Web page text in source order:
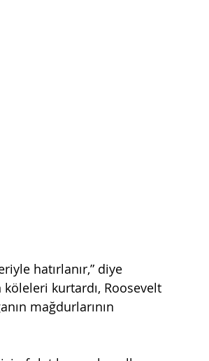
hatırlanır,” diye
köleleri kurtardı, Roosevelt
mağdurlarının